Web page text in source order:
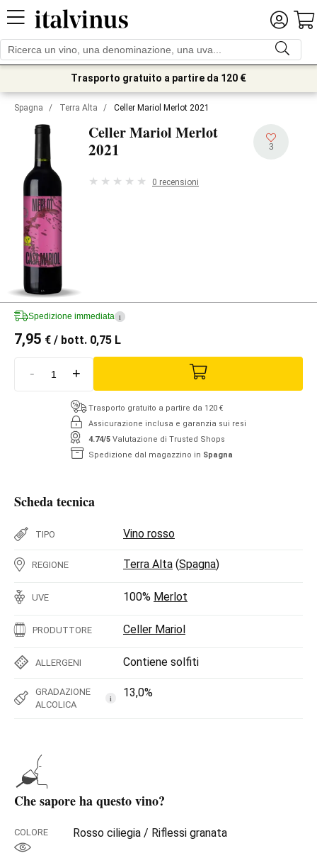
Trasporto gratuito a partire da 120 €
Spagna / Terra Alta / Celler Mariol Merlot 2021
Celler Mariol Merlot
2021 3
0 recensioni
Spedizione immediata i
7,95 € / bott. 0,75 L
- +
Trasporto gratuito a partire da 120 €
Assicurazione inclusa e garanzia sui resi
4.74/5 Valutazione di Trusted Shops
Spedizione dal magazzino in Spagna
Scheda tecnica
TIPO Vino rosso
REGIONE Terra Alta (Spagna)
UVE 100% Merlot
PRODUTTORE Celler Mariol
ALLERGENI Contiene solfiti
GRADAZIONE
ALCOLICA
i 13,0%
Che sapore ha questo vino?
COLORE Rosso ciliegia / Riflessi granata